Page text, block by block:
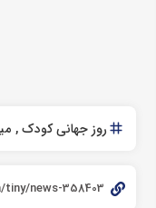
روز جهانی کودک